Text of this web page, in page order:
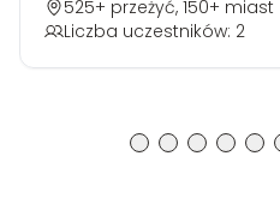
525+ przeżyć, 150+ miast
Liczba uczestników: 2